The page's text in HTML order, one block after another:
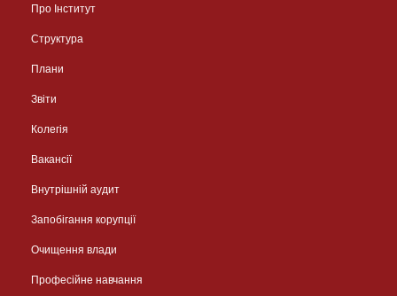
Про Інститут
Структура
Плани
Звіти
Колегія
Вакансії
Внутрішній аудит
Запобігання корупції
Очищення влади
Професійне навчання